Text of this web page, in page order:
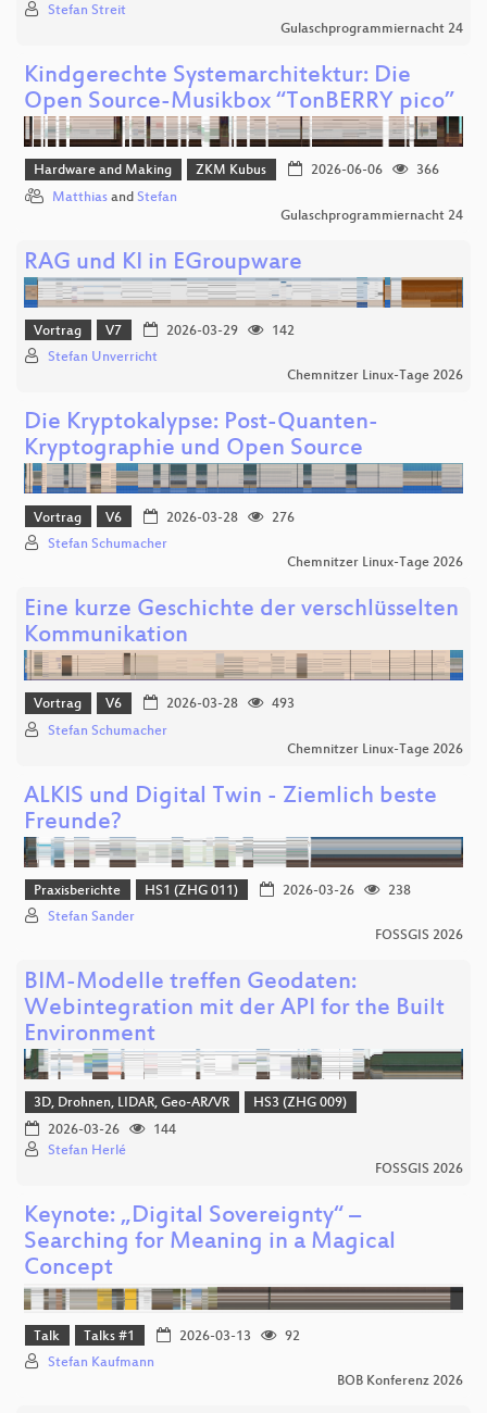
Stefan Streit
Gulaschprogrammiernacht 24
Kindgerechte Systemarchitektur: Die
Open Source-Musikbox “TonBERRY pico”
Hardware and Making ZKM Kubus 2026-06-06
366
Matthias and Stefan
Gulaschprogrammiernacht 24
RAG und KI in EGroupware
Vortrag V7 2026-03-29
142
Stefan Unverricht
Chemnitzer Linux-Tage 2026
Die Kryptokalypse: Post-Quanten-
Kryptographie und Open Source
Vortrag V6 2026-03-28
276
Stefan Schumacher
Chemnitzer Linux-Tage 2026
Eine kurze Geschichte der verschlüsselten
Kommunikation
Vortrag V6 2026-03-28
493
Stefan Schumacher
Chemnitzer Linux-Tage 2026
ALKIS und Digital Twin - Ziemlich beste
Freunde?
Praxisberichte HS1 (ZHG 011) 2026-03-26
238
Stefan Sander
FOSSGIS 2026
BIM-Modelle treffen Geodaten:
Webintegration mit der API for the Built
Environment
3D, Drohnen, LIDAR, Geo-AR/VR
HS3 (ZHG 009)
2026-03-26
144
Stefan Herlé
FOSSGIS 2026
Keynote: „Digital Sovereignty“ –
Searching for Meaning in a Magical
Concept
Talk Talks #1 2026-03-13
92
Stefan Kaufmann
BOB Konferenz 2026